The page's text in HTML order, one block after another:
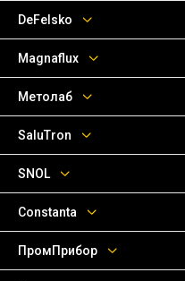
DeFelsko
Magnaflux
Метолаб
SaluTron
SNOL
Сonstanta
ПромПрибор